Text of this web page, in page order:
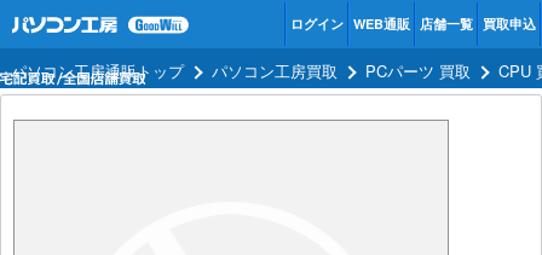
ログイン WEB通販 店舗一覧 買取申込
パソコン工房通販トップ パソコン工房買取 PCパーツ 買取 CPU